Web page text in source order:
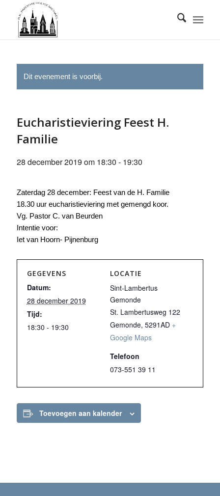
Dit evenement is voorbij.
Eucharistieviering Feest H.
Familie
28 december 2019 om 18:30 - 19:30
Zaterdag 28 december: Feest van de H. Familie
18.30 uur eucharistieviering met gemengd koor.
Vg. Pastor C. van Beurden
Intentie voor:
Iet van Hoorn- Pijnenburg
GEGEVENS
Datum:
28 december 2019
Tijd:
18:30 - 19:30
LOCATIE
Sint-Lambertus
Gemonde
St. Lambertusweg 122
Gemonde, 5291AD +
Google Maps
Telefoon
073-551 39 11
Toevoegen aan kalender